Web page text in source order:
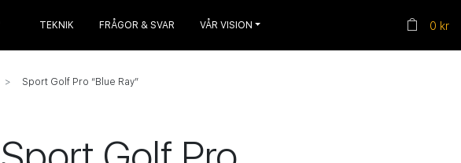
0 kr
TEKNIK FRÅGOR & SVAR VÅR VISION
Sport Golf Pro “Blue Ray”